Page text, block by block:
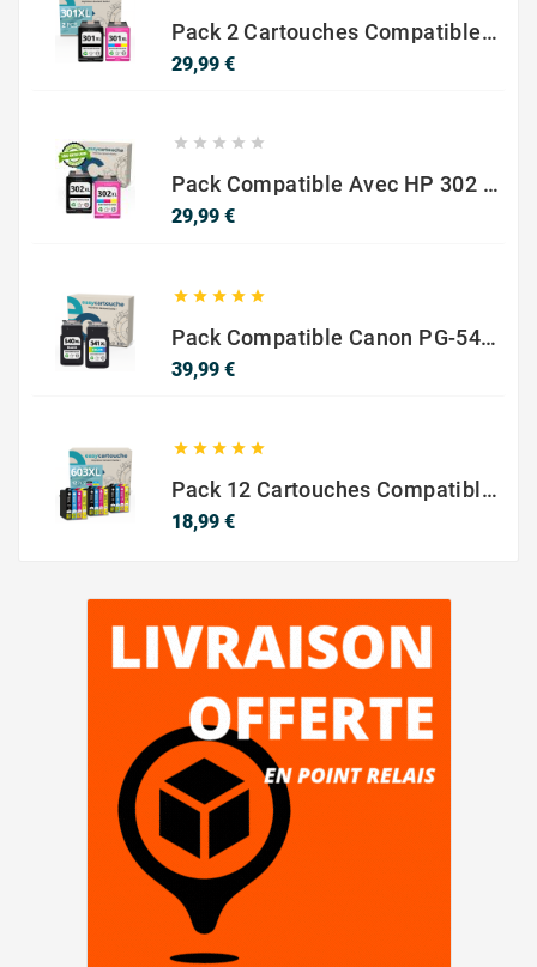
Pack 2 Cartouches Compatible Avec HP 301 XL Noir Et Couleur
29,99 €Prix
    
Pack Compatible Avec HP 302 XL Noir Et Couleur - SANS NIVEAU ENCRE
29,99 €Prix
    
Pack Compatible Canon PG-540 XL / CL-541 XL – Noir & Couleur – Haute Capacité
39,99 €Prix
    
Pack 12 Cartouches Compatible EPSON 603XL
18,99 €Prix